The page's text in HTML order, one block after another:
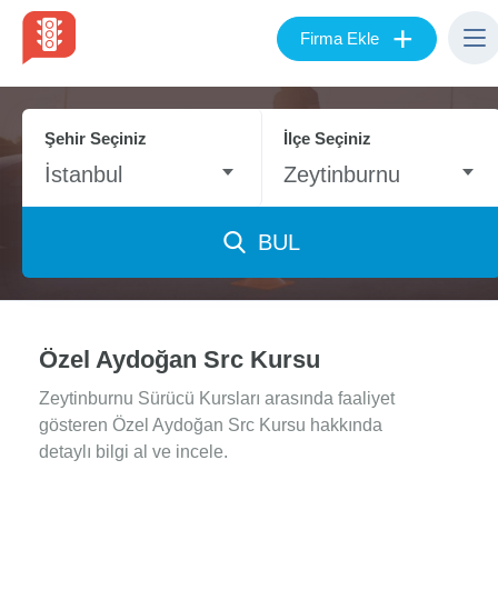
Firma Ekle +
Şehir Seçiniz
İstanbul
İlçe Seçiniz
Zeytinburnu
BUL
Özel Aydoğan Src Kursu
Zeytinburnu Sürücü Kursları arasında faaliyet
gösteren Özel Aydoğan Src Kursu hakkında
detaylı bilgi al ve incele.